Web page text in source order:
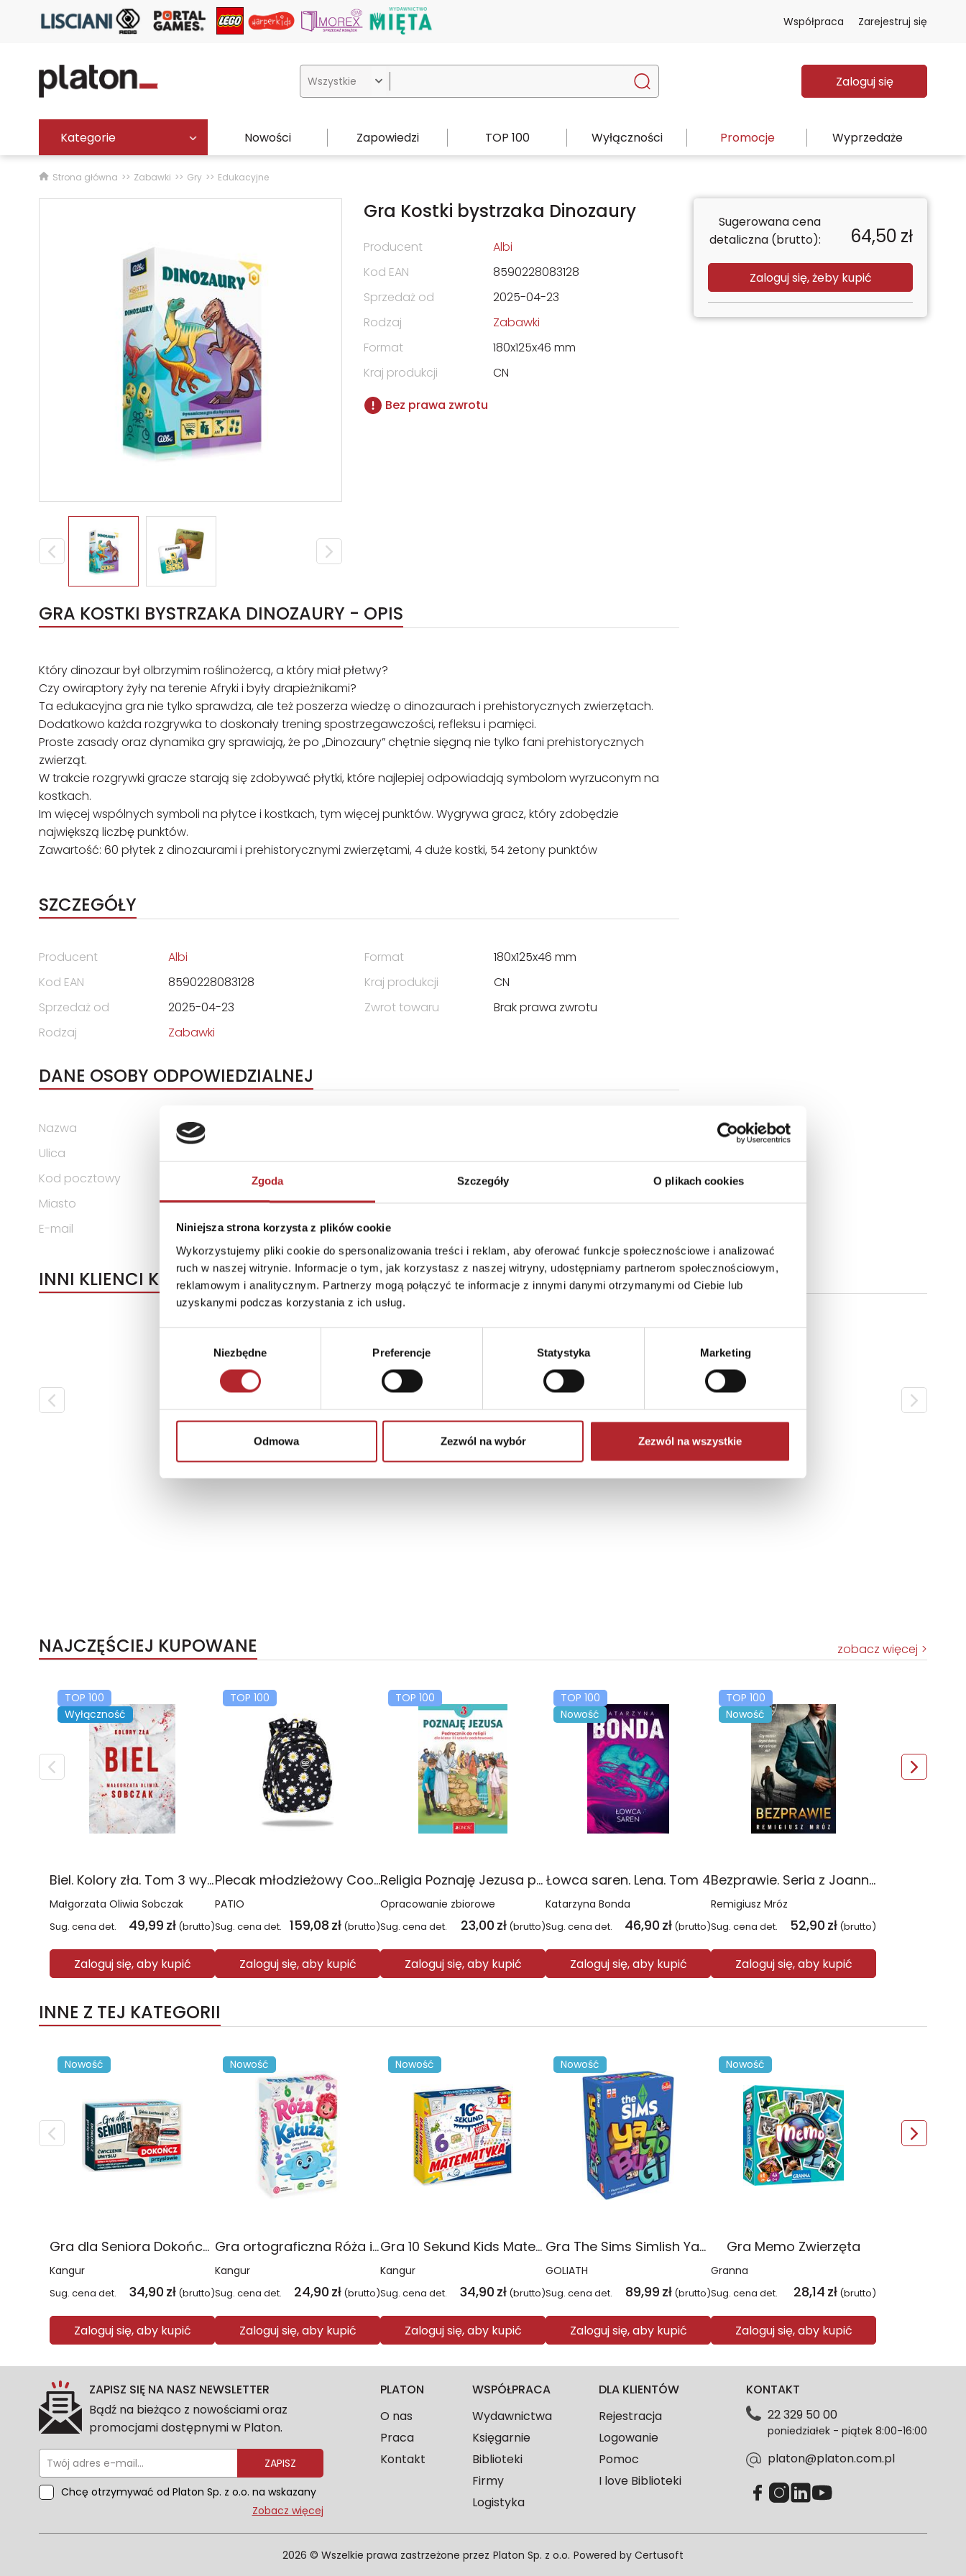
Zgoda Szczegóły O plikach cookies
Niniejsza strona korzysta z plików cookie
Wykorzystujemy pliki cookie do spersonalizowania treści i reklam, aby oferować funkcje społecznościowe i analizować
ruch w naszej witrynie. Informacje o tym, jak korzystasz z naszej witryny, udostępniamy partnerom społecznościowym,
reklamowym i analitycznym. Partnerzy mogą połączyć te informacje z innymi danymi otrzymanymi od Ciebie lub
uzyskanymi podczas korzystania z ich usług.
Niezbędne Preferencje Statystyka Marketing
Odmowa Zezwól na wybór Zezwól na wszystkie
Współpraca Zarejestruj się
 Zaloguj się
Kategorie Nowości Zapowiedzi TOP 100 Wyłączności Promocje Wyprzedaże
Strona główna Zabawki Gry Edukacyjne
Gra Kostki bystrzaka Dinozaury
Producent
Albi
Kod EAN
8590228083128
Sprzedaż od
2025-04-23
Rodzaj
Zabawki
Format
180x125x46 mm
Kraj produkcji
CN
Bez prawa zwrotu
GRA KOSTKI BYSTRZAKA DINOZAURY - OPIS
Który dinozaur był olbrzymim roślinożercą, a który miał płetwy?
Czy owiraptory żyły na terenie Afryki i były drapieżnikami?
Ta edukacyjna gra nie tylko sprawdza, ale też poszerza wiedzę o dinozaurach i prehistorycznych zwierzętach.
Dodatkowo każda rozgrywka to doskonały trening spostrzegawczości, refleksu i pamięci.
Proste zasady oraz dynamika gry sprawiają, że po „Dinozaury” chętnie sięgną nie tylko fani prehistorycznych
zwierząt.
W trakcie rozgrywki gracze starają się zdobywać płytki, które najlepiej odpowiadają symbolom wyrzuconym na
kostkach.
Im więcej wspólnych symboli na płytce i kostkach, tym więcej punktów. Wygrywa gracz, który zdobędzie
największą liczbę punktów.
Zawartość: 60 płytek z dinozaurami i prehistorycznymi zwierzętami, 4 duże kostki, 54 żetony punktów
SZCZEGÓŁY
Producent
Albi
Kod EAN
8590228083128
Sprzedaż od
2025-04-23
Rodzaj
Zabawki
Format
180x125x46 mm
Kraj produkcji
CN
Zwrot towaru
Brak prawa zwrotu
DANE OSOBY ODPOWIEDZIALNEJ
Nazwa
Albi Polska Sp. z o.o.
Ulica
Kod pocztowy
Miasto
Kraków
E-mail
info@albipolska.pl
Sugerowana cena
detaliczna (brutto):
64,50 zł
Zaloguj się, żeby kupić
INNI KLIENCI KUPOWALI
Brak danych
NAJCZĘŚCIEJ KUPOWANE zobacz więcej
TOP 100
Wyłączność
Biel. Kolory zła. Tom 3 wyd. 2025
Małgorzata Oliwia Sobczak
Sug. cena det. 49,99 zł (brutto)
Zaloguj się, aby kupić
TOP 100
Plecak młodzieżowy Coolpack Jerry Daisy Black
PATIO
Sug. cena det. 159,08 zł (brutto)
Zaloguj się, aby kupić
TOP 100
Religia Poznaję Jezusa podręcznik dla klasy 3 szkoły podstawowej
Opracowanie zbiorowe
Sug. cena det. 23,00 zł (brutto)
Zaloguj się, aby kupić
TOP 100
Nowość
Łowca saren. Lena. Tom 4
Katarzyna Bonda
Sug. cena det. 46,90 zł (brutto)
Zaloguj się, aby kupić
TOP 100
Nowość
Bezprawie. Seria z Joanną Chyłką. Tom 20
Remigiusz Mróz
Sug. cena det. 52,90 zł (brutto)
Zaloguj się, aby kupić
INNE Z TEJ KATEGORII
Nowość
Gra dla Seniora Dokończ przysłowie
Kangur
Sug. cena det. 34,90 zł (brutto)
Zaloguj się, aby kupić
Nowość
Gra ortograficzna Róża i Kałóża
Kangur
Sug. cena det. 24,90 zł (brutto)
Zaloguj się, aby kupić
Nowość
Gra 10 Sekund Kids Matematyka
Kangur
Sug. cena det. 34,90 zł (brutto)
Zaloguj się, aby kupić
Nowość
Gra The Sims Simlish YaGoBuGi
GOLIATH
Sug. cena det. 89,99 zł (brutto)
Zaloguj się, aby kupić
Nowość
Gra Memo Zwierzęta
Granna
Sug. cena det. 28,14 zł (brutto)
Zaloguj się, aby kupić
ZAPISZ SIĘ NA NASZ NEWSLETTER
Bądź na bieżąco z nowościami oraz
promocjami dostępnymi w Platon.
ZAPISZ
Chcę otrzymywać od Platon Sp. z o.o. na wskazany
Wszelkie informacje dotyczące danych osobowych
znajdziesz w naszej Polityce prywatności. Zgodę
Zobacz więcej
PLATON
O nas
Praca
Kontakt
WSPÓŁPRACA
Wydawnictwa
Księgarnie
Biblioteki
Firmy
Logistyka
DLA KLIENTÓW
Rejestracja
Logowanie
Pomoc
I love Biblioteki
KONTAKT
22 329 50 00
poniedziałek - piątek 8:00-16:00
platon@platon.com.pl
2026 © Wszelkie prawa zastrzeżone przez Platon Sp. z o.o. Powered by Certusoft